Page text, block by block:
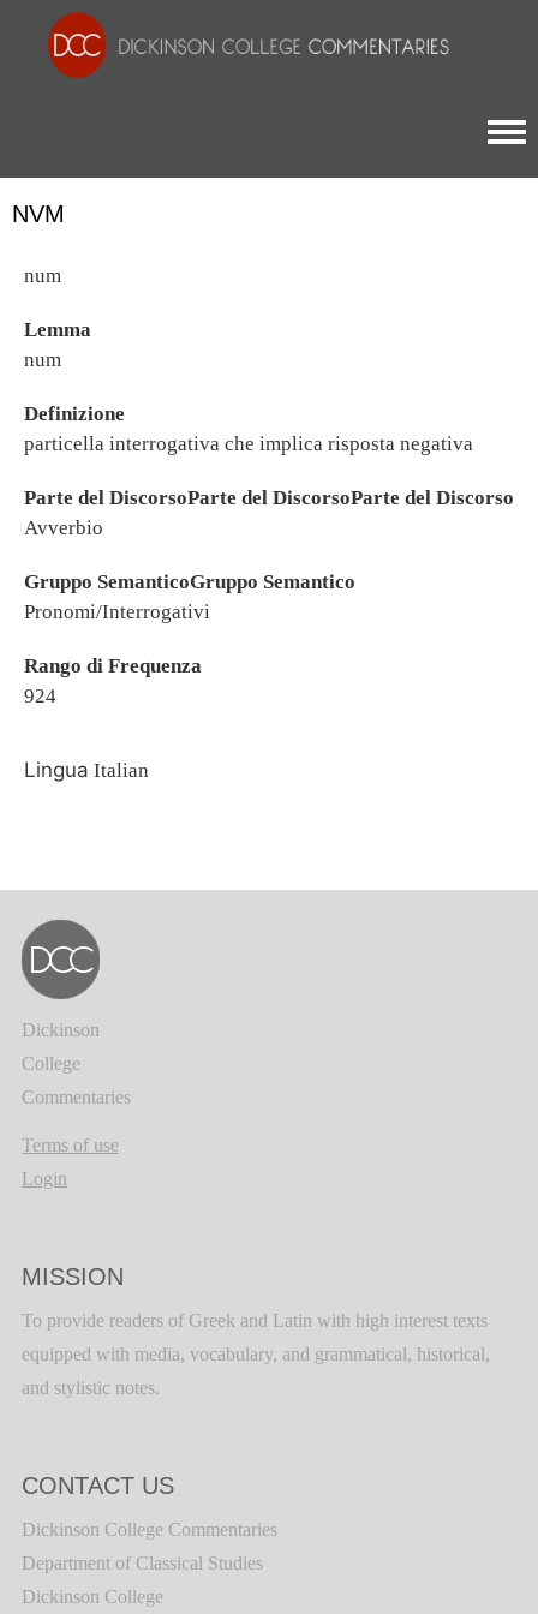
NVM
num
Lemma
num
Definizione
particella interrogativa che implica risposta negativa
Parte del DiscorsoParte del DiscorsoParte del Discorso
Avverbio
Gruppo SemanticoGruppo Semantico
Pronomi/Interrogativi
Rango di Frequenza
924
Lingua Italian
Dickinson
College
Commentaries
Terms of use
Login
MISSION
To provide readers of Greek and Latin with high interest texts
equipped with media, vocabulary, and grammatical, historical,
and stylistic notes.
CONTACT US
Dickinson College Commentaries
Department of Classical Studies
Dickinson College